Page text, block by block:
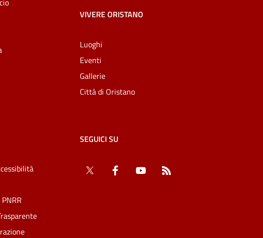
VIVERE ORISTANO
Luoghi
Eventi
Gallerie
Città di Oristano
SEGUICI SU
Twitter Facebook YouTube